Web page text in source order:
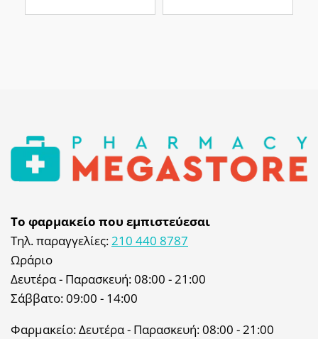
Το φαρμακείο που εμπιστεύεσαι
Τηλ. παραγγελίες:210 440 8787
Ωράριο
Δευτέρα - Παρασκευή: 08:00 - 21:00
Σάββατο: 09:00 - 14:00
Φαρμακείο: Δευτέρα - Παρασκευή: 08:00 - 21:00